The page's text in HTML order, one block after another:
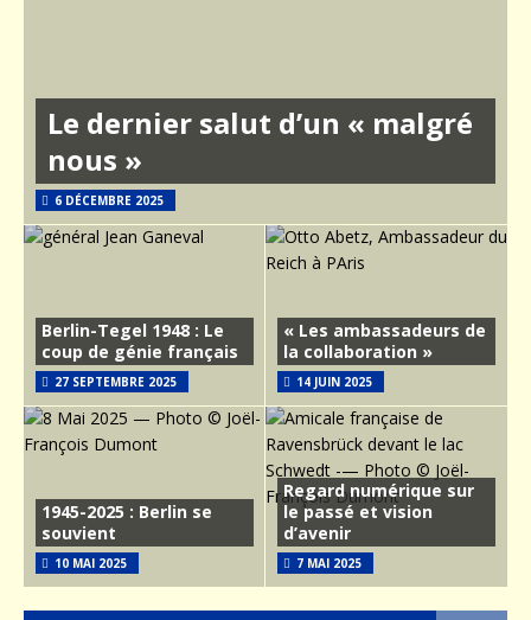
Le dernier salut d’un « malgré
nous »
6 DÉCEMBRE 2025
Berlin-Tegel 1948 : Le
coup de génie français
27 SEPTEMBRE 2025
« Les ambassadeurs de
la collaboration »
14 JUIN 2025
1945-2025 : Berlin se
souvient
10 MAI 2025
Regard numérique sur
le passé et vision
d’avenir
7 MAI 2025